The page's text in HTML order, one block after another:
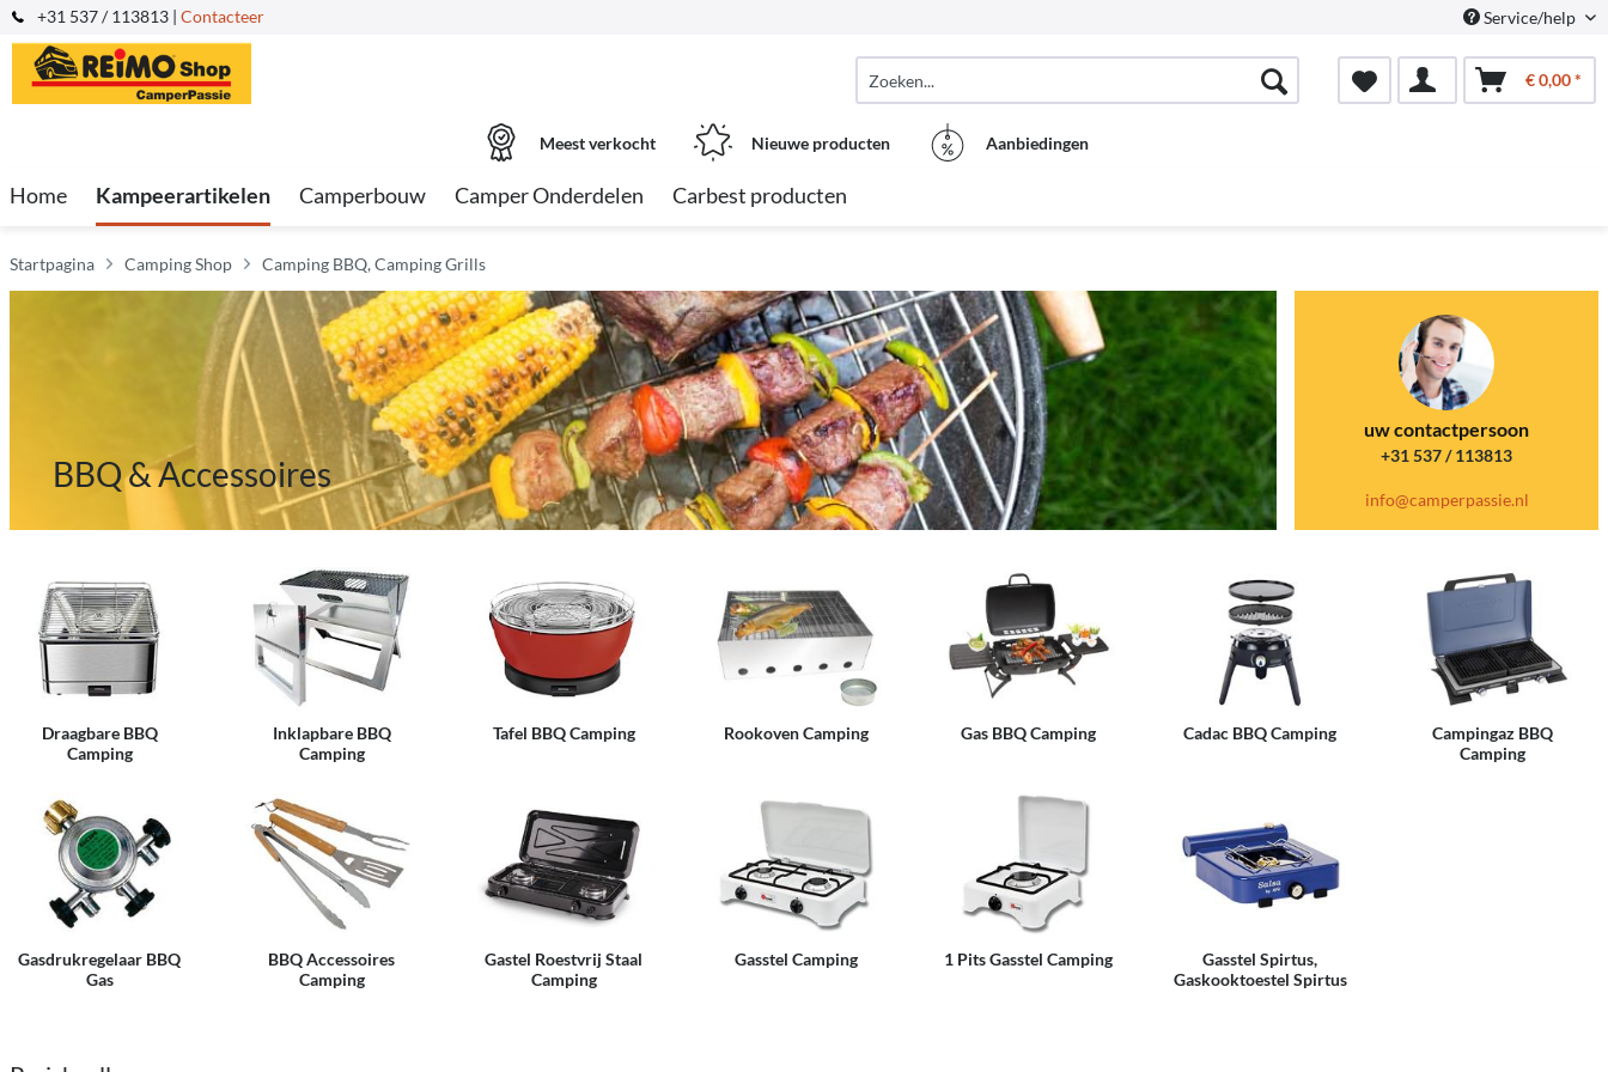
+31 537 / 113813 | Contacteer Service/help
€ 0,00 *
Meest verkocht Nieuwe producten Aanbiedingen
Home Kampeerartikelen Camperbouw Camper Onderdelen Carbest producten
Startpagina Camping Shop Camping BBQ, Camping Grills
BBQ & Accessoires
uw contactpersoon
+31 537 / 113813
info@camperpassie.nl
Draagbare BBQ
Camping
Inklapbare BBQ
Camping
Tafel BBQ Camping Rookoven Camping Gas BBQ Camping Cadac BBQ Camping
Campingaz BBQ
Camping
Gasdrukregelaar BBQ
Gas
BBQ Accessoires
Camping
Gastel Roestvrij Staal
Camping
Gasstel Camping 1 Pits Gasstel Camping
Gasstel Spirtus,
Gaskooktoestel Spirtus